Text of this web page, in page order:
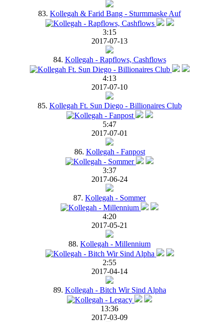
83. Kollegah & Farid Bang - Sturmmaske Auf
3:15
2017-07-13
84. Kollegah - Rapflows, Cashflows
4:13
2017-07-10
85. Kollegah Ft. Sun Diego - Billionaires Club
5:47
2017-07-01
86. Kollegah - Fanpost
3:37
2017-06-24
87. Kollegah - Sommer
4:20
2017-05-21
88. Kollegah - Millennium
2:55
2017-04-14
89. Kollegah - Bitch Wir Sind Alpha
13:36
2017-03-09